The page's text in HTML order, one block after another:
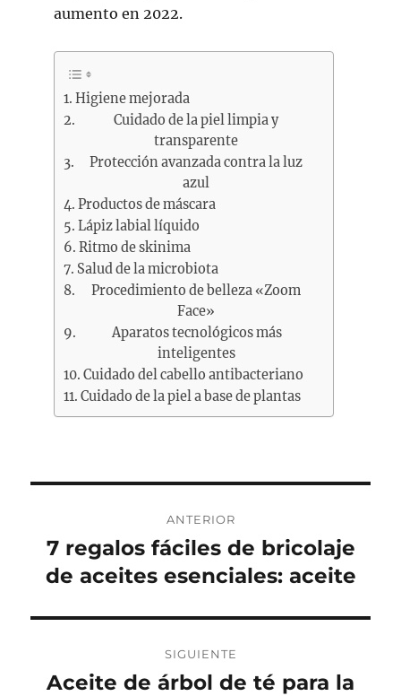
aumento en 2022.
Higiene mejorada
Cuidado de la piel limpia y
transparente
Protección avanzada contra la luz
azul
Productos de máscara
Lápiz labial líquido
Ritmo de skinima
Salud de la microbiota
Procedimiento de belleza «Zoom
Face»
Aparatos tecnológicos más
inteligentes
Cuidado del cabello antibacteriano
Cuidado de la piel a base de plantas
de
entradas
ANTERIOR
Entrada
anterior:
7 regalos fáciles de bricolaje
de aceites esenciales: aceite
SIGUIENTE
Entrada
Aceite de árbol de té para la